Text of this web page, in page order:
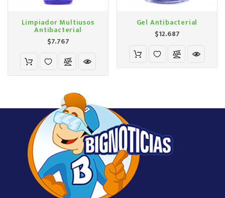
Limpiador Multiusos
Antibacterial
$7.767Precio
Gel Antibacterial
$12.687Precio